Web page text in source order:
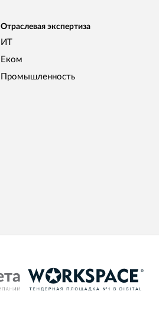
Отраслевая экспертиза
ИТ
Еком
Промышленность